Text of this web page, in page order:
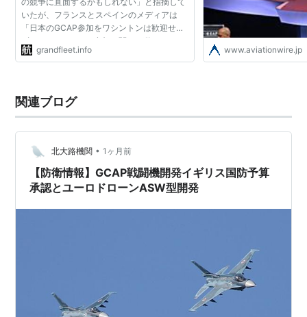
いたが、フランスとスペインのメディアは
「日本のGCAP参加をワシントンは歓迎せ
ず、サウジのGCAP参加に関する動きにイス
ラエルは憤慨した」と報じた。 参考：Tokyo
grandfleet.info www.aviationwire.jp
関連ブログ
北大路機関 • 1ヶ月前
【防衛情報】GCAP戦闘機開発イギリス国防予算
承認とユーロドローンASW型開発